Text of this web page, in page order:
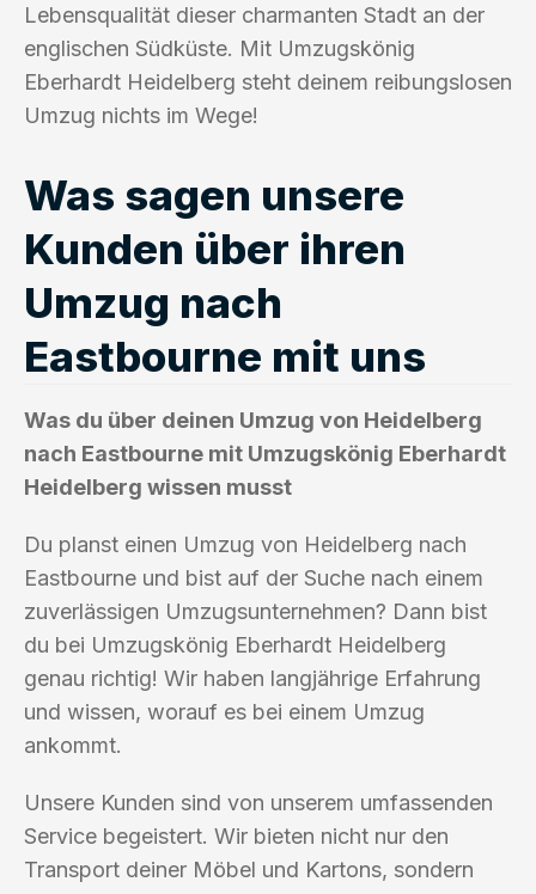
Lebensqualität dieser charmanten Stadt an der
englischen Südküste. Mit Umzugskönig
Eberhardt Heidelberg steht deinem reibungslosen
Umzug nichts im Wege!
Was sagen unsere
Kunden über ihren
Umzug nach
Eastbourne mit uns
Was du über deinen Umzug von Heidelberg
nach Eastbourne mit Umzugskönig Eberhardt
Heidelberg wissen musst
Du planst einen Umzug von Heidelberg nach
Eastbourne und bist auf der Suche nach einem
zuverlässigen Umzugsunternehmen? Dann bist
du bei Umzugskönig Eberhardt Heidelberg
genau richtig! Wir haben langjährige Erfahrung
und wissen, worauf es bei einem Umzug
ankommt.
Unsere Kunden sind von unserem umfassenden
Service begeistert. Wir bieten nicht nur den
Transport deiner Möbel und Kartons, sondern